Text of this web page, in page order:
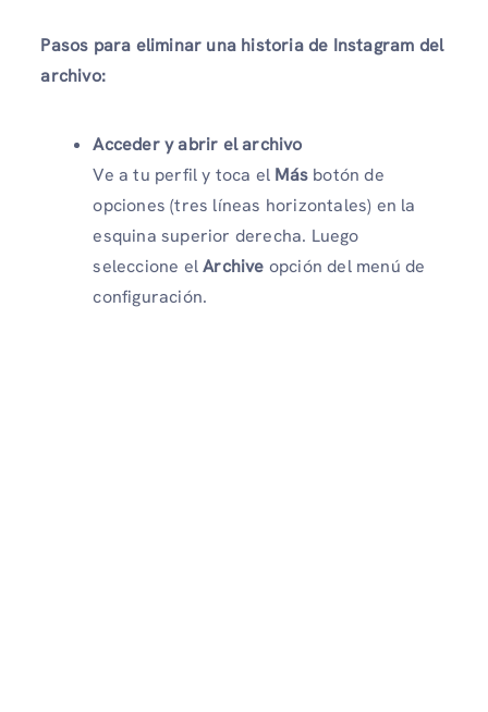
Pasos para eliminar una historia de Instagram del
archivo:
Acceder y abrir el archivo
Ve a tu perfil y toca el Más botón de
opciones (tres líneas horizontales) en la
esquina superior derecha. Luego
seleccione elArchive opción del menú de
configuración.